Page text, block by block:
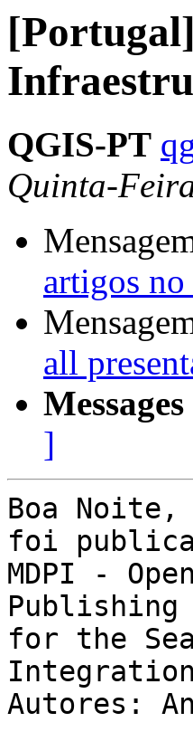
QGIS-PT
Quinta-
artigos
all
]
Boa Noite,
foi
MDPI -
Publishing
for the
Autores: